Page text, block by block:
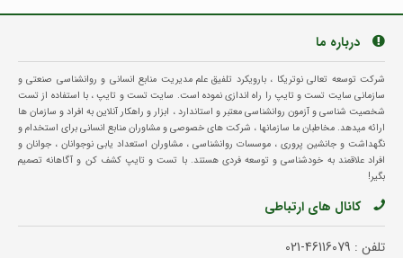
درباره ما
شرکت توسعه تعالی نوتریکا ، بارویکرد تلفیق علم مدیریت منابع انسانی و روانشناسی صنعتی و
سازمانی سایت تست و تایپ را راه اندازی نموده است. سایت تست و تایپ ، با استفاده از تست
شخصیت شناسی و آزمون روانشناسی معتبر و استاندارد ، ابزار و راهکار آنلاین به افراد و سازمان ها
ارائه میدهد. مخاطبان ما سازمانها ، شرکت های خصوصی و مشاوران منابع انسانی برای استخدام و
نگهداشت و جانشین پروری ، موسسات روانشناسی ، مشاوران استعداد یابی نوجوانان ، جوانان و
افراد علاقمند به خودشناسی و توسعه فردی هستند. با تست و تایپ کشف کن و آگاهانه تصمیم
بگیر!
کانال های ارتباطی
تلفن : 021-46116079